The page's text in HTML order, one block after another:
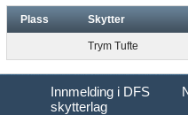
Plass Skytter
Trym Tufte
Innmelding i DFS
skytterlag